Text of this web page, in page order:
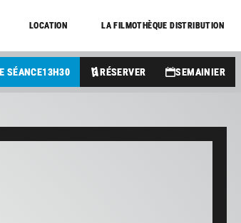
LOCATION LA FILMOTHÈQUE DISTRIBUTION
SÉANCE13H30 RÉSERVER SEMAINIER